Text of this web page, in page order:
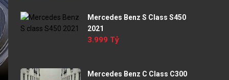
Mercedes Benz S Class S450
2021
3.999 Tỷ
Mercedes Benz C Class C300